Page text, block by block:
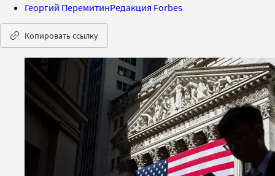
Георгий ПеремитинРедакция Forbes
Копировать ссылку